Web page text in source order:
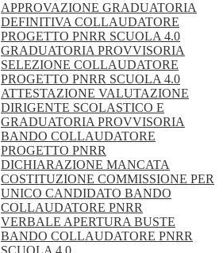
APPROVAZIONE GRADUATORIA
DEFINITIVA COLLAUDATORE
PROGETTO PNRR SCUOLA 4.0
GRADUATORIA PROVVISORIA
SELEZIONE COLLAUDATORE
PROGETTO PNRR SCUOLA 4.0
ATTESTAZIONE VALUTAZIONE
DIRIGENTE SCOLASTICO E
GRADUATORIA PROVVISORIA
BANDO COLLAUDATORE
PROGETTO PNRR
DICHIARAZIONE MANCATA
COSTITUZIONE COMMISSIONE PER
UNICO CANDIDATO BANDO
COLLAUDATORE PNRR
VERBALE APERTURA BUSTE
BANDO COLLAUDATORE PNRR